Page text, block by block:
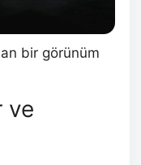
bir görünüm
ve